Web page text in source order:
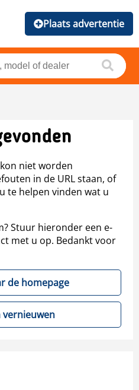
Plaats advertentie
niet worden
in de URL staan, of
te helpen vinden wat u
Stuur hieronder een e-
met u op. Bedankt voor
de homepage
vernieuwen